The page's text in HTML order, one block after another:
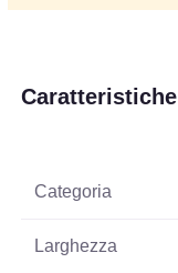
Caratteristiche
Categoria
Larghezza